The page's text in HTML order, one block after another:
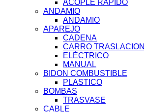
ACOPLE RAPIDO
ANDAMIO
ANDAMIO
APAREJO
CADENA
CARRO TRASLACION
ELÉCTRICO
MANUAL
BIDON COMBUSTIBLE
PLASTICO
BOMBAS
TRASVASE
CABLE